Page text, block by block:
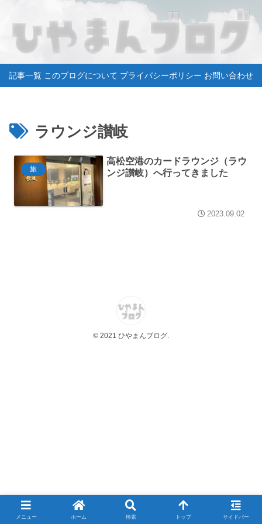
記事一覧 このブログについて プライバシーポリシー お問い合わせ
ラウンジ讃岐
旅
高松空港のカードラウンジ（ラウ
ンジ讃岐）へ行ってきました
2023.09.02
© 2021 ひやまんブログ.
メニュー ホーム 検索 トップ サイドバー